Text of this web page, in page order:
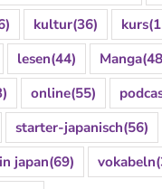
kultur(36) kurs
lesen(44) Manga
online(55)
starter-japanisch(56)
japan(69) vokabeln